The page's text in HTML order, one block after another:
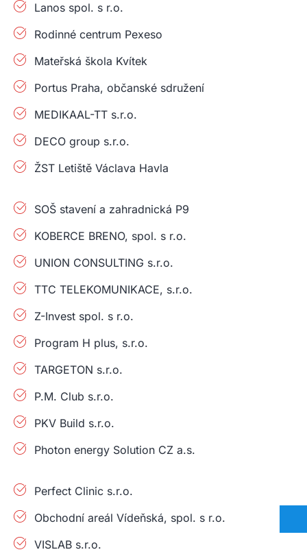
Lanos spol. s r.o.
Rodinné centrum Pexeso
Mateřská škola Kvítek
Portus Praha, občanské sdružení
MEDIKAAL-TT s.r.o.
DECO group s.r.o.
ŽST Letiště Václava Havla
SOŠ stavení a zahradnická P9
KOBERCE BRENO, spol. s r.o.
UNION CONSULTING s.r.o.
TTC TELEKOMUNIKACE, s.r.o.
Z-Invest spol. s r.o.
Program H plus, s.r.o.
TARGETON s.r.o.
P.M. Club s.r.o.
PKV Build s.r.o.
Photon energy Solution CZ a.s.
Perfect Clinic s.r.o.
Obchodní areál Vídeňská, spol. s r.o.
VISLAB s.r.o.